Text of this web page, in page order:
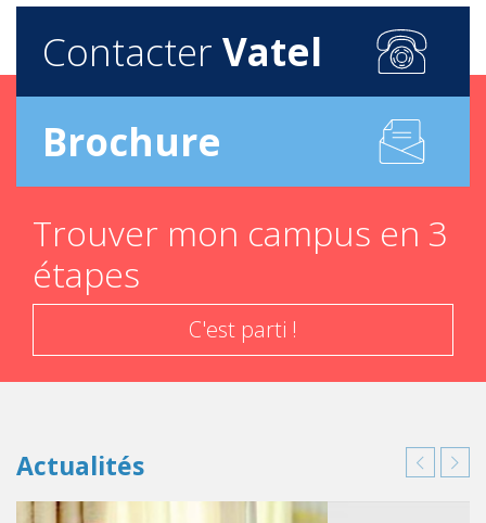
Contacter Vatel
Brochure
Trouver mon campus en 3
étapes
C'est parti !
Actualités